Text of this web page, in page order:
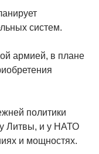
систем.
армией, в плане
политики
Литвы, и у НАТО
и мощностях.